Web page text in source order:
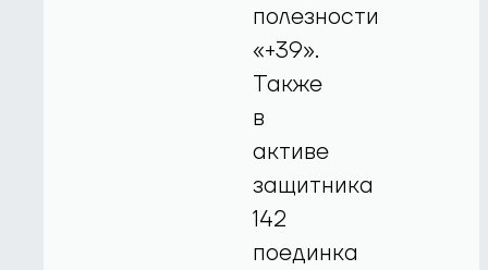
полезности
«+39».
Также
в
активе
защитника
142
поединка